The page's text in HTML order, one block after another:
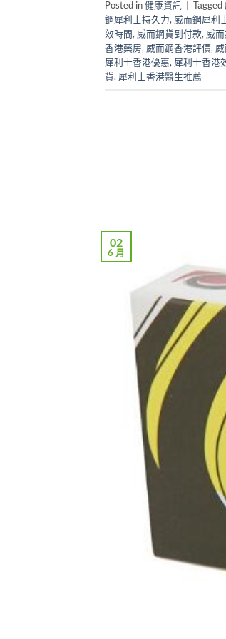
Posted in健康資訊 Tagged
鋼犀利士持久力, 威而鋼犀利
效時間, 威而鋼貨到付款, 威
香港藥房, 威而鋼香港評價,
犀利士香港優惠, 犀利士香港
貨, 犀利士香港醫生推薦
02
6 月